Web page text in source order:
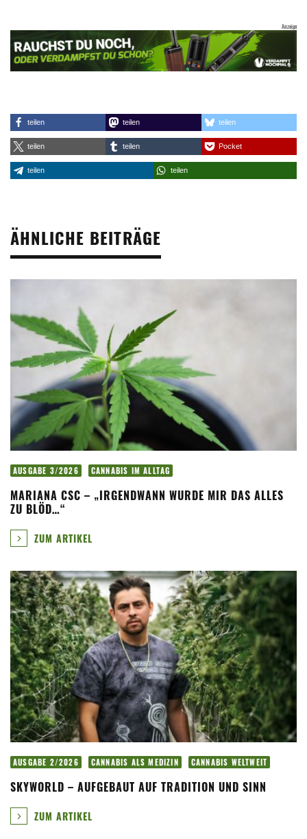
teilen teilen teilen
teilen teilen Pocket
teilen teilen
ÄHNLICHE BEITRÄGE
AUSGABE 3/2026 CANNABIS IM ALLTAG
MARIANA CSC – „IRGENDWANN WURDE MIR DAS ALLES
ZU BLÖD…“
ZUM ARTIKEL
AUSGABE 2/2026 CANNABIS ALS MEDIZIN CANNABIS WELTWEIT
SKYWORLD – AUFGEBAUT AUF TRADITION UND SINN
ZUM ARTIKEL